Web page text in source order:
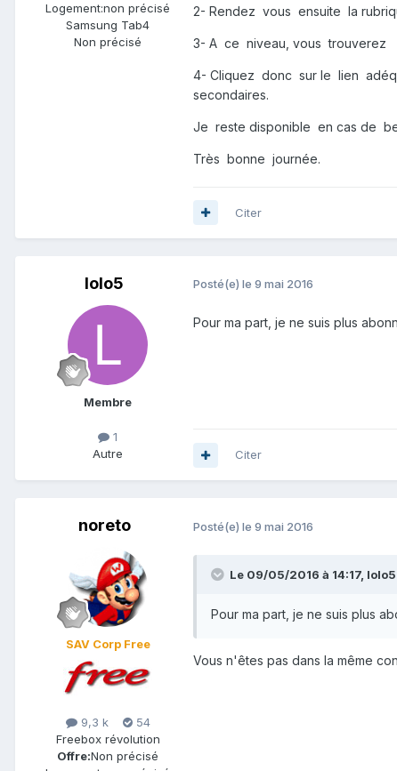
Logement:non précisé
Samsung Tab4
Non précisé
2- Rendez vous ensuite la
3- A ce niveau, vous trouverez
4- Cliquez donc sur le lien
secondaires.
Je reste disponible en cas de
Très bonne journée.
Citer
lolo5
Membre
1
Autre
Posté(e) le 9 mai 2016
Pour ma part, je ne suis plus
Citer
noreto
SAV Corp Free
9,3 k
54
Freebox révolution
Offre:Non précisé
Posté(e) le 9 mai 2016
Le 09/05/2016 à 14:17, lolo5
Pour ma part, je ne suis plus
Vous n'êtes pas dans la même